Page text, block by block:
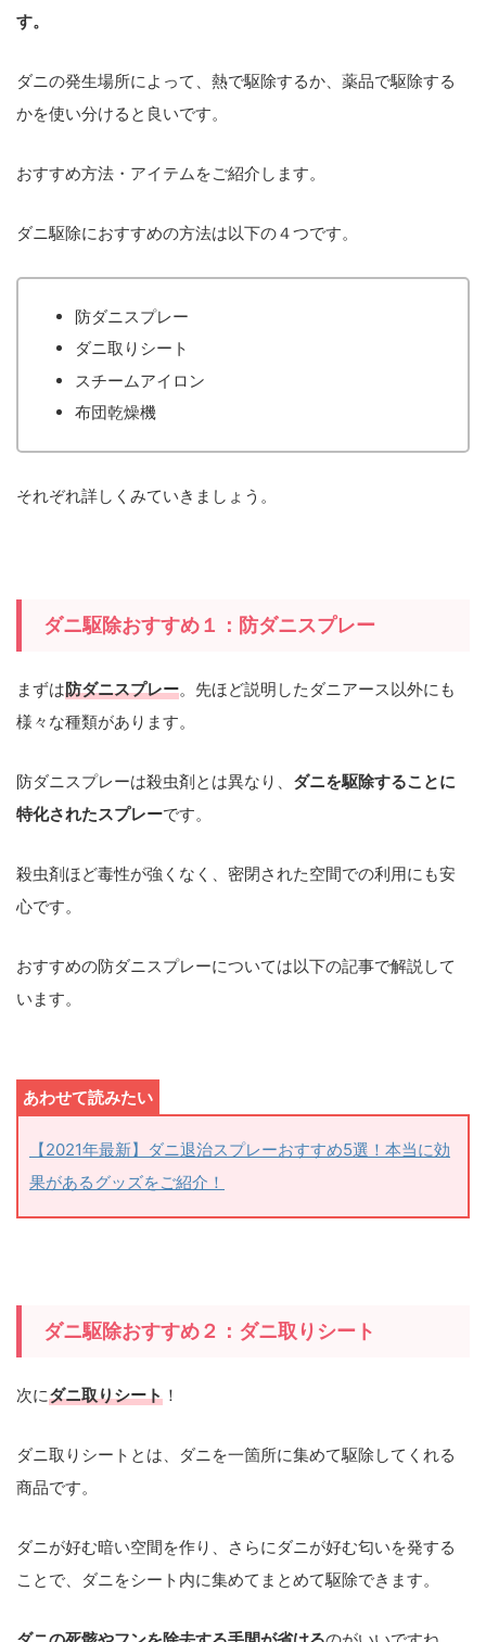
す。
ダニの発生場所によって、熱で駆除するか、薬品で駆除する
かを使い分けると良いです。
おすすめ方法・アイテムをご紹介します。
ダニ駆除におすすめの方法は以下の４つです。
防ダニスプレー
ダニ取りシート
スチームアイロン
布団乾燥機
それぞれ詳しくみていきましょう。
ダニ駆除おすすめ１：防ダニスプレー
まずは防ダニスプレー。先ほど説明したダニアース以外にも
様々な種類があります。
防ダニスプレーは殺虫剤とは異なり、 ダニを駆除することに
特化されたスプレーです。
殺虫剤ほど毒性が強くなく、密閉された空間での利用にも安
心です。
おすすめの防ダニスプレーについては以下の記事で解説して
います。
【2021年最新】ダニ退治スプレーおすすめ5選！本当に効
果があるグッズをご紹介！
ダニ駆除おすすめ２：ダニ取りシート
次にダニ取りシート ！
ダニ取りシートとは、ダニを一箇所に集めて駆除してくれる
商品です。
ダニが好む暗い空間を作り、さらにダニが好む匂いを発する
ことで、ダニをシート内に集めてまとめて駆除できます。